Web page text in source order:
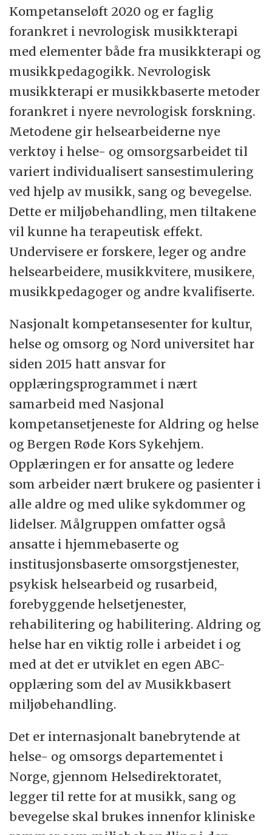
Kompetanseløft 2020 og er faglig
forankret i nevrologisk musikkterapi
med elementer både fra musikkterapi og
musikkpedagogikk. Nevrologisk
musikkterapi er musikkbaserte metoder
forankret i nyere nevrologisk forskning.
Metodene gir helsearbeiderne nye
verktøy i helse- og omsorgsarbeidet til
variert individualisert sansestimulering
ved hjelp av musikk, sang og bevegelse.
Dette er miljøbehandling, men tiltakene
vil kunne ha terapeutisk effekt.
Undervisere er forskere, leger og andre
helsearbeidere, musikkvitere, musikere,
musikkpedagoger og andre kvalifiserte.
Nasjonalt kompetansesenter for kultur,
helse og omsorg og Nord universitet har
siden 2015 hatt ansvar for
opplæringsprogrammet i nært
samarbeid med Nasjonal
kompetansetjeneste for Aldring og helse
og Bergen Røde Kors Sykehjem.
Opplæringen er for ansatte og ledere
som arbeider nært brukere og pasienter i
alle aldre og med ulike sykdommer og
lidelser. Målgruppen omfatter også
ansatte i hjemmebaserte og
institusjonsbaserte omsorgstjenester,
psykisk helsearbeid og rusarbeid,
forebyggende helsetjenester,
rehabilitering og habilitering. Aldring og
helse har en viktig rolle i arbeidet i og
med at det er utviklet en egen ABC-
opplæring som del av Musikkbasert
miljøbehandling.
Det er internasjonalt banebrytende at
helse- og omsorgs departementet i
Norge, gjennom Helsedirektoratet,
legger til rette for at musikk, sang og
bevegelse skal brukes innenfor kliniske